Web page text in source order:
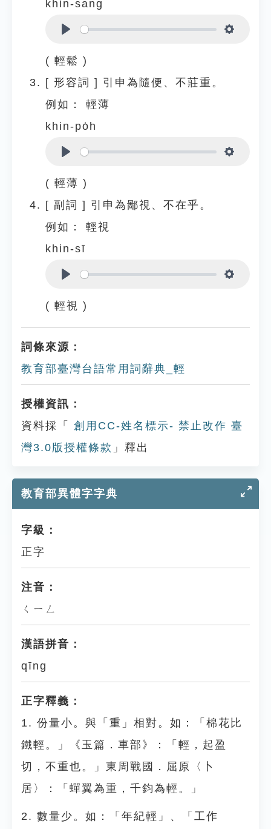
khin-sang
( 輕鬆 )
[ 形容詞 ] 引申為隨便、不莊重。
例如：
輕薄
khin-po̍h
( 輕薄 )
[ 副詞 ] 引申為鄙視、不在乎。
例如：
輕視
khin-sī
( 輕視 )
詞條來源：
教育部臺灣台語常用詞辭典_輕
授權資訊：
資料採「
創用CC-姓名標示- 禁止改作 臺
灣3.0版授權條款 」釋出
教育部異體字字典
字級：
正字
注音：
ㄑㄧㄥ
漢語拼音：
qīng
正字釋義：
1. 份量小。與「重」相對。如：「棉花比
鐵輕。」《玉篇．車部》：「輕，起盈
切，不重也。」東周戰國．屈原〈卜
居〉：「蟬翼為重，千鈞為輕。」
2. 數量少。如：「年紀輕」、「工作